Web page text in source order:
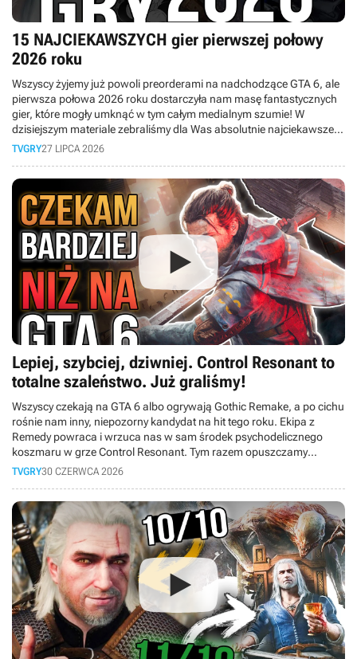
15 NAJCIEKAWSZYCH gier pierwszej połowy
2026 roku
Wszyscy żyjemy już powoli preorderami na nadchodzące GTA 6, ale
pierwsza połowa 2026 roku dostarczyła nam masę fantastycznych
gier, które mogły umknąć w tym całym medialnym szumie! W
dzisiejszym materiale zebraliśmy dla Was absolutnie najciekawsze
premiery minionych miesięcy.
TVGRY27 LIPCA 2026
Lepiej, szybciej, dziwniej. Control Resonant to
totalne szaleństwo. Już graliśmy!
Wszyscy czekają na GTA 6 albo ogrywają Gothic Remake, a po cichu
rośnie nam inny, niepozorny kandydat na hit tego roku. Ekipa z
Remedy powraca i wrzuca nas w sam środek psychodelicznego
koszmaru w grze Control Resonant. Tym razem opuszczamy
Najstarsze Domostwo i wychodzimy na ulice wykrzywionego
dzisiejszym materiale opowiemy Wam o naszych wrażeniach z
przedpremierowego dema. Czy Finowie znowu dowieźli?
TVGRY30 CZERWCA 2026